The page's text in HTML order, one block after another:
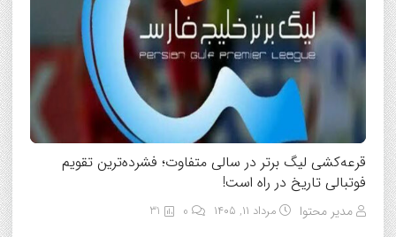
قرعه‌کشی لیگ برتر در سالی متفاوت؛ فشرده‌ترین تقویم
فوتبالی تاریخ در راه است!
مدیر محتوا مرداد ۱۱, ۱۴۰۵ 31